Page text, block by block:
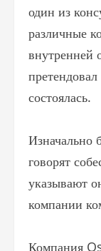
один из
различные
внутренней
состоялась.
Изначально
говорят
указывают
компании
Компания